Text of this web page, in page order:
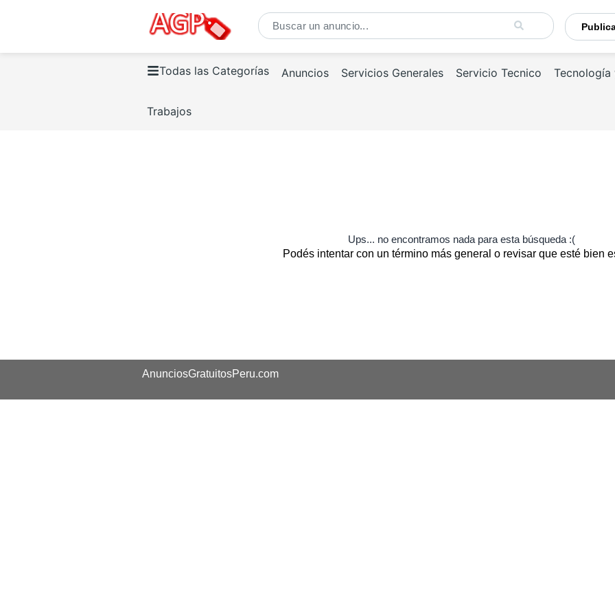
Todas las Categorías Anuncios Servicios Generales Servicio Tecnico Tecnología
Trabajos
Ups... no encontramos nada para esta búsqueda :(
Podés intentar con un término más general o revisar que esté bien
AnunciosGratuitosPeru.com